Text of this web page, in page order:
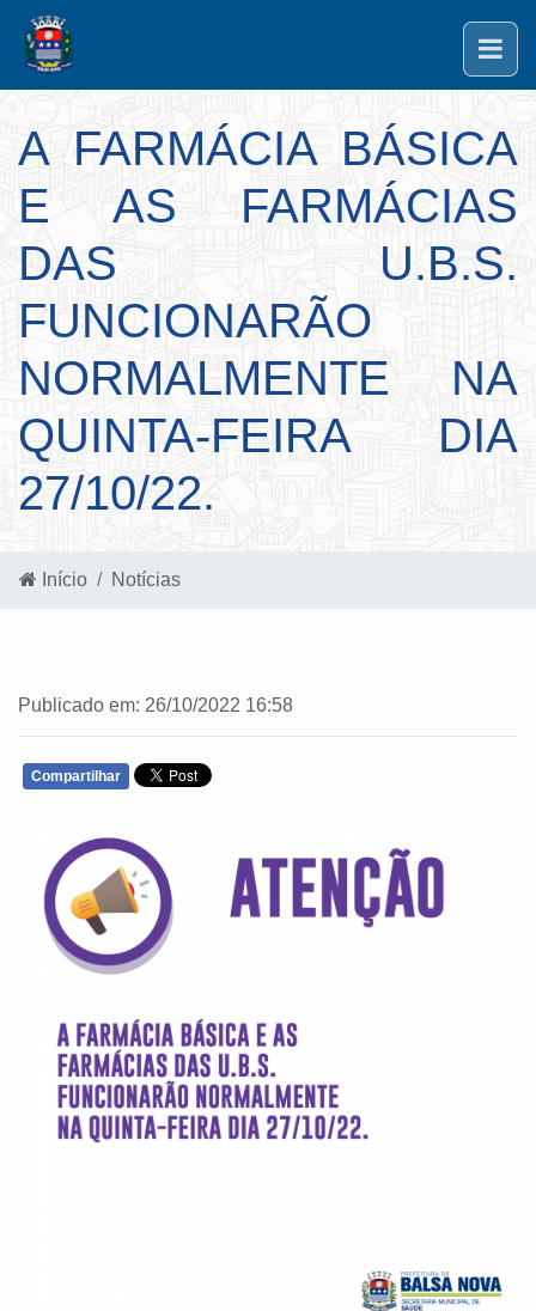
A FARMÁCIA BÁSICA
E AS FARMÁCIAS
DAS U.B.S.
FUNCIONARÃO
NORMALMENTE NA
QUINTA-FEIRA DIA
27/10/22.
Início Notícias
Publicado em: 26/10/2022 16:58
Compartilhar